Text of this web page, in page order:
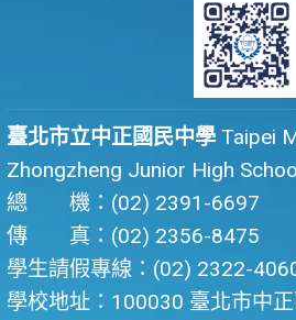
臺北市立中正國民中學 Taipei
Zhongzheng Junior High
總 機：(02) 2391-6697
傳 真：(02) 2356-8475
學生請假專線：(02) 2322-
學校地址：100030 臺北市中